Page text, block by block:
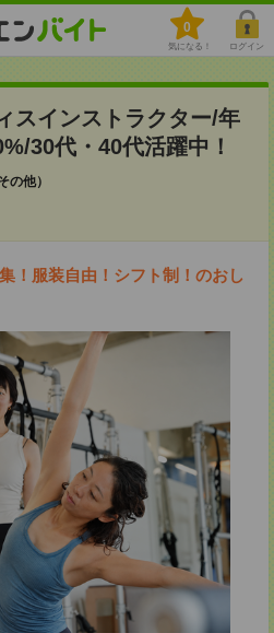
0
気になる！ ログイン
スインストラクター/年
30代・40代活躍中！
の他）
！服装自由！シフト制！のおし